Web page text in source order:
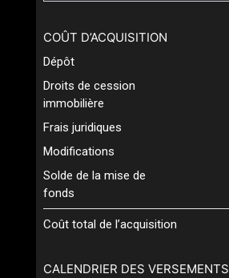
COÛT D’ACQUISITION
Dépôt
Droits de cession
immobilière
Frais juridiques
Modifications
Solde de la mise de
fonds
Coût total de l’acquisition
CALENDRIER DES VERSEMENTS